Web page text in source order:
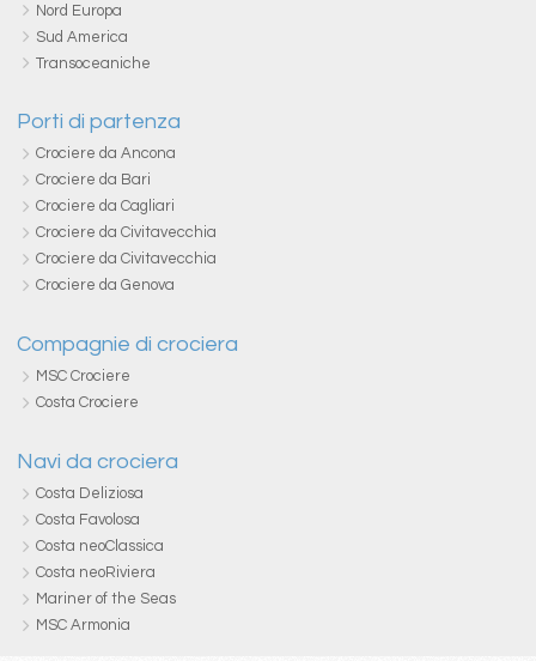
Nord Europa
Sud America
Transoceaniche
Porti di partenza
Crociere da Ancona
Crociere da Bari
Crociere da Cagliari
Crociere da Civitavecchia
Crociere da Civitavecchia
Crociere da Genova
Compagnie di crociera
MSC Crociere
Costa Crociere
Navi da crociera
Costa Deliziosa
Costa Favolosa
Costa neoClassica
Costa neoRiviera
Mariner of the Seas
MSC Armonia